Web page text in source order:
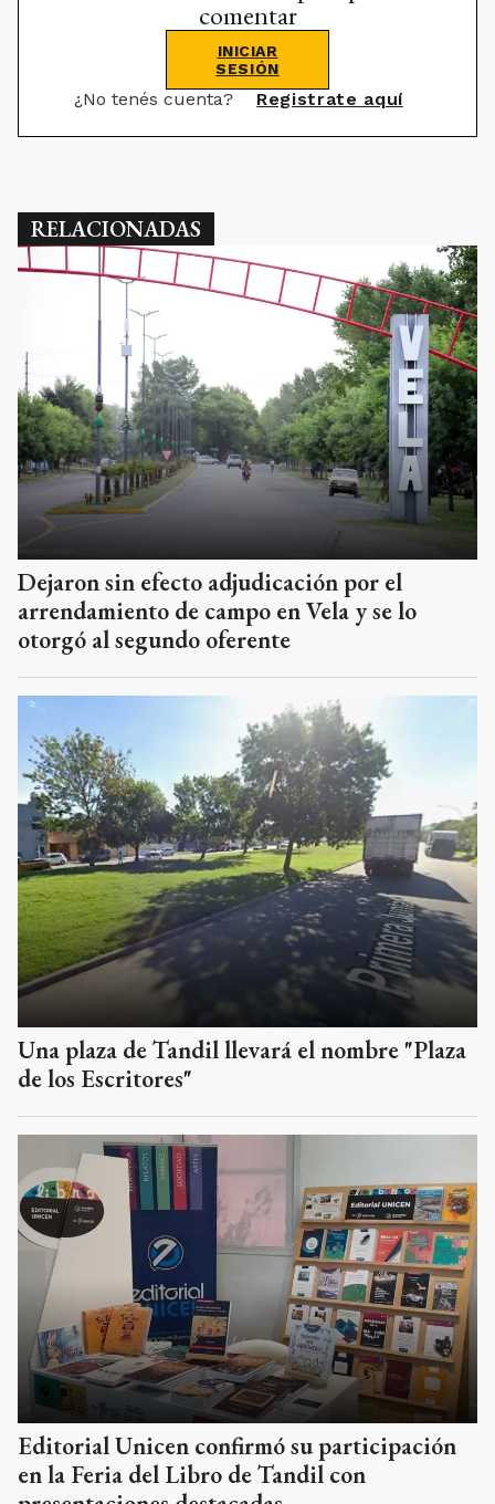
comentar
INICIAR
SESIÓN
¿No tenés cuenta? Registrate aquí
RELACIONADAS
Dejaron sin efecto adjudicación por el
arrendamiento de campo en Vela y se lo
otorgó al segundo oferente
Una plaza de Tandil llevará el nombre "Plaza
de los Escritores"
Editorial Unicen confirmó su participación
en la Feria del Libro de Tandil con